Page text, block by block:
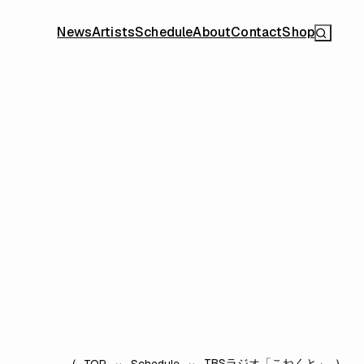
NewsArtistsScheduleAboutContactShop